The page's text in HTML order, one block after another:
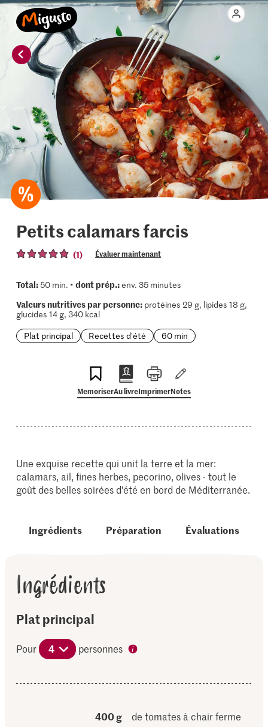
Petits calamars farcis
(1) Évaluer maintenant
Total:50 min. • dont prép.:env. 35 minutes
Valeurs nutritives par personne:protéines 29 g, lipides 18 g,
glucides 14 g, 340 kcal
Plat principal
Recettes d'été 60 min
MemoriserAu livreImprimerNotes
Une exquise recette qui unit la terre et la mer:
calamars, ail, fines herbes, pecorino, olives - tout le
goût des belles soirées d'été en bord de Méditerranée.
Ingrédients Préparation Évaluations
Ingrédients
Plat principal
Pour 4 personnes
400 g
de tomates à chair ferme